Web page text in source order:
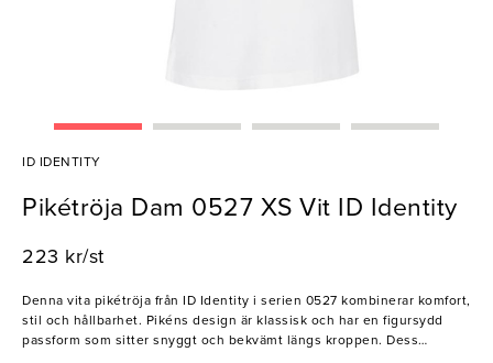
ID IDENTITY
Pikétröja Dam 0527 XS Vit ID Identity
223 kr/st
Denna vita pikétröja från ID Identity i serien 0527 kombinerar komfort,
stil och hållbarhet. Pikéns design är klassisk och har en figursydd
passform som sitter snyggt och bekvämt längs kroppen. Dess